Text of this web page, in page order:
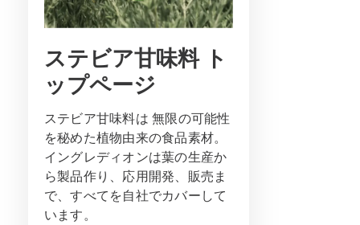
ステビア甘味料 ト
ップページ
ステビア甘味料は 無限の可能性
を秘めた植物由来の食品素材。
イングレディオンは葉の生産か
ら製品作り、応用開発、販売ま
で、すべてを自社でカバーして
います。